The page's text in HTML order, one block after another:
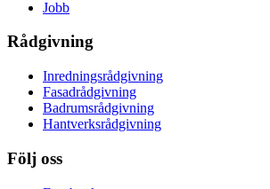
Jobb
Rådgivning
Inredningsrådgivning
Fasadrådgivning
Badrumsrådgivning
Hantverksrådgivning
Följ oss